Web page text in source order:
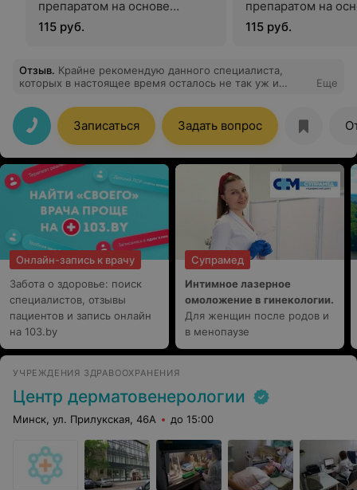
препаратом на основе
ботулотоксина
115 руб.
препаратом на
ботулотоксина
115 руб.
Отзыв. Крайне рекомендую данного специалиста,
которых в настоящее время осталось не так уж и
седалищного нерва. Очень приятно,что человек
выслушал и было ощущение,что человек хочет
помочь. Пробуя разные способы лечения,Ольга
Станиславовна добилась желаемого мной результата.
Спасибо Вам огромное.
Еще
Записаться Задать вопрос
Онлайн-запись к врачу
Забота о здоровье: поиск
специалистов, отзывы
пациентов и запись онлайн
на 103.by
Супрамед
Интимное лазерное
омоложение в гинекологии.
Для женщин после родов и
в менопаузе
УЧРЕЖДЕНИЯ ЗДРАВООХРАНЕНИЯ
Центр дерматовенерологии
Минск, ул. Прилукская, 46А до 15:00